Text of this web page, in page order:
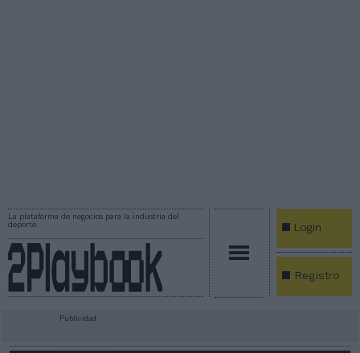
La plataforma de negocios para la industria del
deporte
Login
Registro
Publicidad